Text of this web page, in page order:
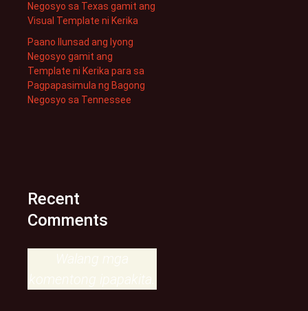
Negosyo sa Texas gamit ang
Visual Template ni Kerika
Paano Ilunsad ang Iyong
Negosyo gamit ang
Template ni Kerika para sa
Pagpapasimula ng Bagong
Negosyo sa Tennessee
Recent
Comments
Walang mga
komentong ipapakita.